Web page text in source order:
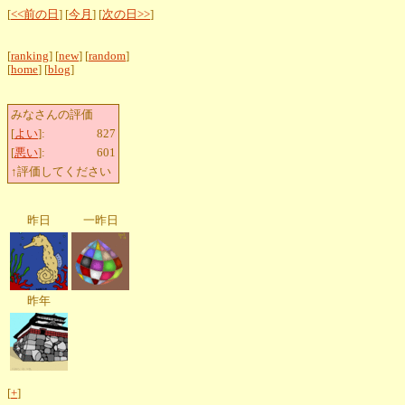
[<<前の日 ] [今月 ] [次の日>>]
[ranking] [new] [random]
[home] [blog]
みなさんの評価
[よい]:
827
[悪い]:
601
↑評価してください
昨日 一昨日
昨年
[+]